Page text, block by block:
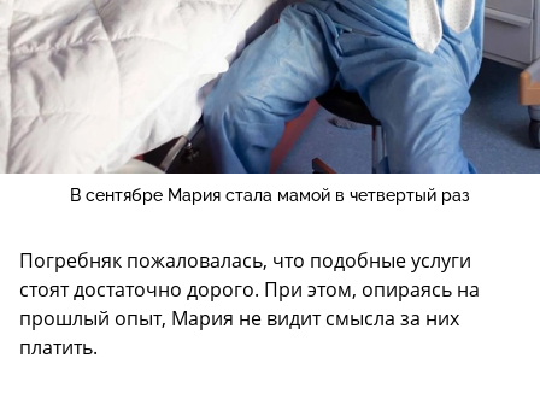
В сентябре Мария стала мамой в четвертый раз
Погребняк пожаловалась, что подобные услуги
стоят достаточно дорого. При этом, опираясь на
прошлый опыт, Мария не видит смысла за них
платить.